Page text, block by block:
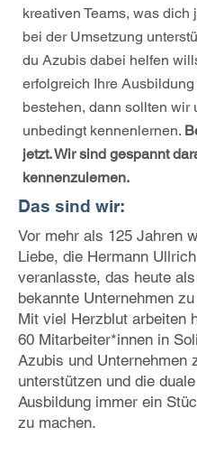
kreativen Teams, was dich
bei der Umsetzung
du Azubis dabei helfen
erfolgreich Ihre Ausbildung
bestehen, dann sollten wir
unbedingt kennenlernen.
jetzt. Wir sind gespannt
kennenzulernen.
Das sind wir:
Vor mehr als 125 Jahren
Liebe, die Hermann Ullrich
veranlasste, das heute
bekannte Unternehmen
Mit viel Herzblut arbeiten
60 Mitarbeiter*innen in
Azubis und Unternehmen
unterstützen und die duale
Ausbildung immer ein
zu machen.